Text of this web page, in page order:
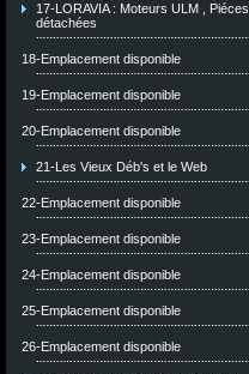
17-LORAVIA : Moteurs ULM , Piéces
détachées
18-Emplacement disponible
19-Emplacement disponible
20-Emplacement disponible
21-Les Vieux Déb's et le Web
22-Emplacement disponible
23-Emplacement disponible
24-Emplacement disponible
25-Emplacement disponible
26-Emplacement disponible